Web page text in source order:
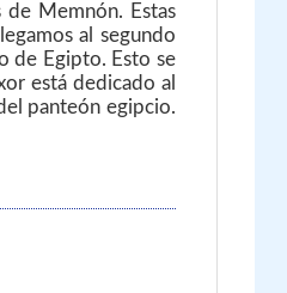
Memnón. Estas
al segundo
de Egipto. Esto se
está dedicado al
panteón egipcio.